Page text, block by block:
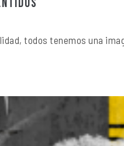
todos tenemos una